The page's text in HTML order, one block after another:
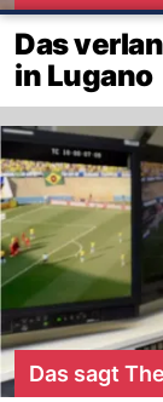
Das
in Lugano
Das sagt